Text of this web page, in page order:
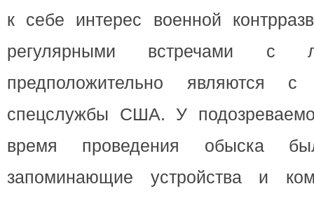
к себе интерес военной
регулярными встречами с
предположительно являются с
спецслужбы США. У
время проведения обыска
запоминающие устройства и